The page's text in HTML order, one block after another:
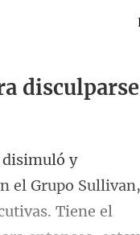
disculparse
el Grupo Sullivan,
Tiene el